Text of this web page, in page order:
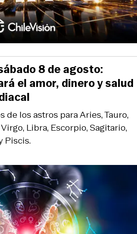
de los astros para Aries, Tauro,
Libra, Escorpio, Sagitario,
Piscis.
8 de agosto:
el amor, dinero y salud